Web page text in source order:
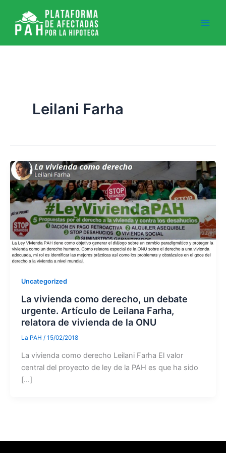
contenido
Leilani Farha
Uncategorized
La vivienda como derecho, un debate
urgente. Artículo de Leilana Farha,
relatora de vivienda de la ONU
La PAH / 15/02/2018
La vivienda como derecho Leilani Farha El valor
central del proyecto de ley de la PAH es que ha sido
[…]